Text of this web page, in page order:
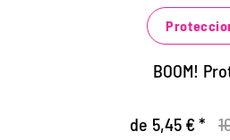
BOOM!
de 5,45 € *